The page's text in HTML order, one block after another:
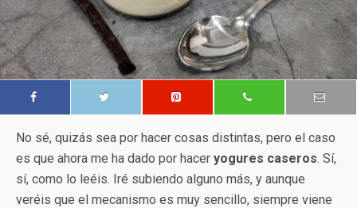
No sé, quizás sea por hacer cosas distintas, pero el caso
es que ahora me ha dado por hacer yogures caseros. Sí,
sí, como lo leéis. Iré subiendo alguno más, y aunque
veréis que el mecanismo es muy sencillo, siempre viene